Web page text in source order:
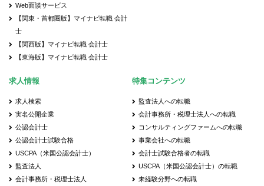
Web面談サービス
【関東・首都圏版】マイナビ転職 会計
士
【関西版】マイナビ転職 会計士
【東海版】マイナビ転職 会計士
求人情報
求人検索
実名公開企業
公認会計士
公認会計士試験合格
USCPA（米国公認会計士）
監査法人
会計事務所・税理士法人
特集コンテンツ
監査法人への転職
会計事務所・税理士法人への転職
コンサルティングファームへの転職
事業会社への転職
会計士試験合格者の転職
USCPA（米国公認会計士）の転職
未経験分野への転職